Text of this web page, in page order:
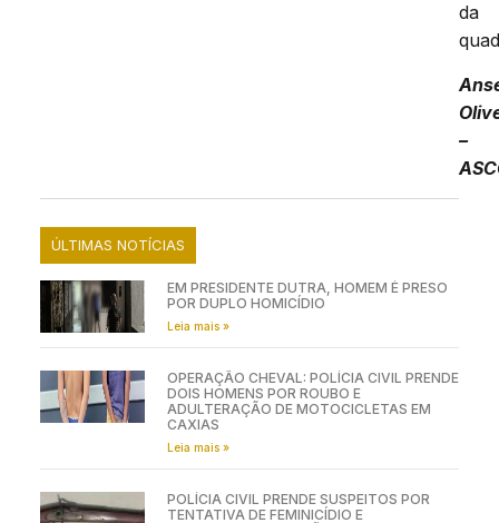
da
–
ÚLTIMAS NOTÍCIAS
EM PRESIDENTE DUTRA, HOMEM É PRESO
POR DUPLO HOMICÍDIO
Leia mais »
OPERAÇÃO CHEVAL: POLÍCIA CIVIL PRENDE
DOIS HOMENS POR ROUBO E
ADULTERAÇÃO DE MOTOCICLETAS EM
CAXIAS
Leia mais »
POLÍCIA CIVIL PRENDE SUSPEITOS POR
TENTATIVA DE FEMINICÍDIO E